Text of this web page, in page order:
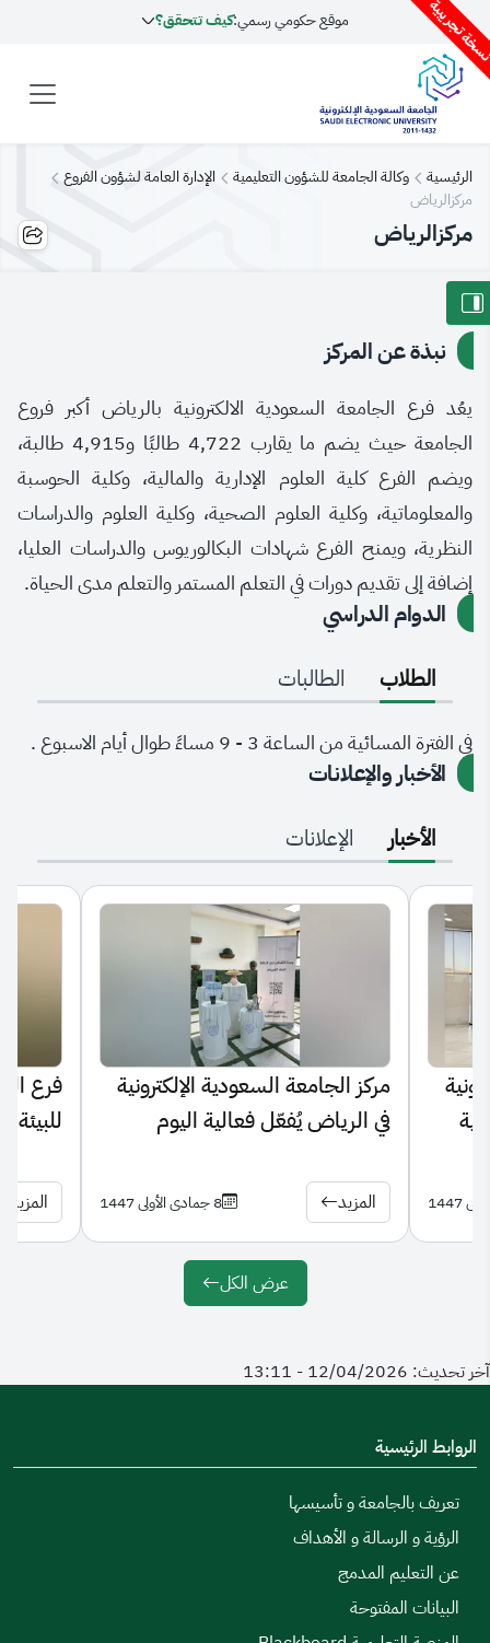
تجريبية موقع حكومي رسمي:كيف تتحقق؟
الرئيسية وكالة الجامعة للشؤون التعليمية
الإدارة العامة لشؤون الفروع
مركزالرياض
مركزالرياض
نبذة عن المركز
يعُد فرع الجامعة السعودية الالكترونية بالرياض أكبر فروع
الجامعة حيث يضم ما يقارب 4,722 طالبًا و4,915 طالبة،
ويضم الفرع كلية العلوم الإدارية والمالية، وكلية الحوسبة
والمعلوماتية، وكلية العلوم الصحية، وكلية العلوم والدراسات
النظرية، ويمنح الفرع شهادات البكالوريوس والدراسات العليا،
إضافة إلى تقديم دورات في التعلم المستمر والتعلم مدى الحياة.
الدوام الدراسي
الطلاب
الطالبات
في الفترة المسائية من الساعة 3 - 9 مساءً طوال أيام الاسبوع .
الأخبار والإعلانات
الأخبار
الإعلانات
مركز الجامعة السعودية الإلكترونية
في الرياض يُفعّل فعالية اليوم
بحقوق ذوي الإعاقة البصرية
المزيد 8 جمادى الأولى 1447
فرع
للبيئة
المزيد
عرض الكل
آخر تحديث: 12/04/2026 - 13:11
الروابط الرئيسية
تعريف بالجامعة و تأسيسها
الرؤية و الرسالة و الأهداف
عن التعليم المدمج
البيانات المفتوحة